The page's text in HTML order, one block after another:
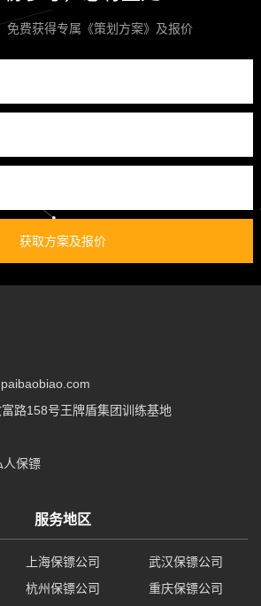
免费获得专属《策划方案》及报价
获取方案及报价
路158号王牌盾集团训练基地
人保镖
服务地区
上海保镖公司
武汉保镖公司
杭州保镖公司 重庆保镖公司